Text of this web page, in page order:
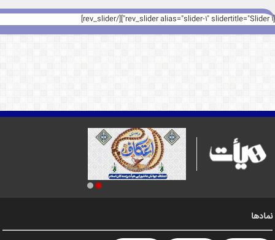
[rev_slider alias="slider-1" slidertitle="Slider 1"][/rev_slider]
نمادها